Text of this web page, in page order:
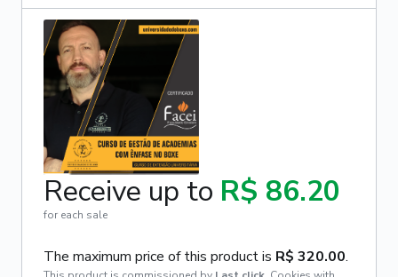
Receive up to R$ 86.20
for each sale
The maximum price of this product is R$ 320.00.